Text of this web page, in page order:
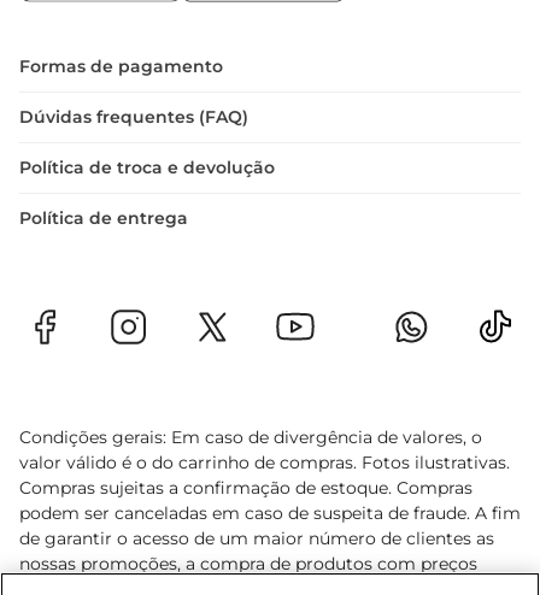
Formas de pagamento
Dúvidas frequentes (FAQ)
Política de troca e devolução
Política de entrega
Condições gerais: Em caso de divergência de valores, o
valor válido é o do carrinho de compras. Fotos ilustrativas.
Compras sujeitas a confirmação de estoque. Compras
podem ser canceladas em caso de suspeita de fraude. A fim
de garantir o acesso de um maior número de clientes as
nossas promoções, a compra de produtos com preços